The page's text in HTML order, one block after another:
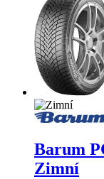
Barum
Zimní